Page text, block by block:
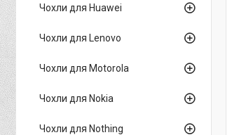
Чохли для Huawei
Чохли для Lenovo
Чохли для Motorola
Чохли для Nokia
Чохли для Nothing